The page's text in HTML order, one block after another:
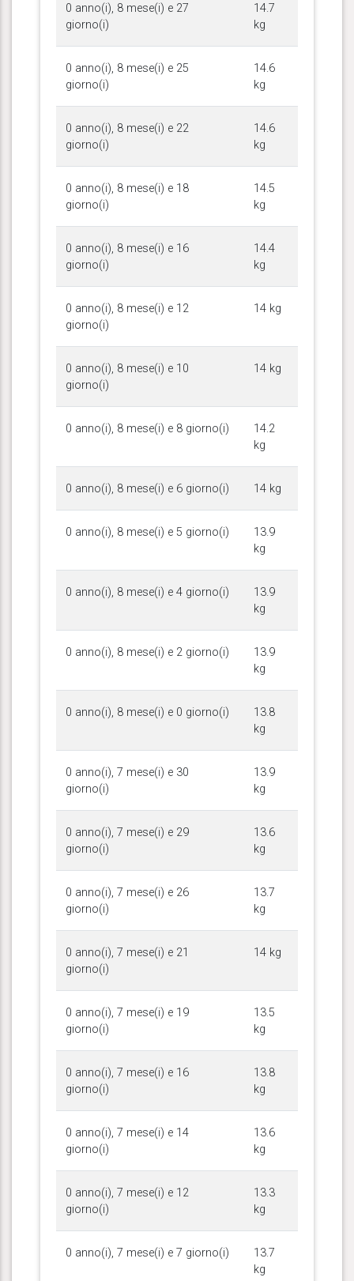
0 anno(i), 8 mese(i) e 27
giorno(i)
14.7
kg
0 anno(i), 8 mese(i) e 25
giorno(i)
14.6
kg
0 anno(i), 8 mese(i) e 22
giorno(i)
14.6
kg
0 anno(i), 8 mese(i) e 18
giorno(i)
14.5
kg
0 anno(i), 8 mese(i) e 16
giorno(i)
14.4
kg
0 anno(i), 8 mese(i) e 12
giorno(i)
14 kg
0 anno(i), 8 mese(i) e 10
giorno(i)
14 kg
0 anno(i), 8 mese(i) e 8 giorno(i)
14.2
kg
0 anno(i), 8 mese(i) e 6 giorno(i) 14 kg
0 anno(i), 8 mese(i) e 5 giorno(i)
13.9
kg
0 anno(i), 8 mese(i) e 4 giorno(i)
13.9
kg
0 anno(i), 8 mese(i) e 2 giorno(i)
13.9
kg
0 anno(i), 8 mese(i) e 0 giorno(i)
13.8
kg
0 anno(i), 7 mese(i) e 30
giorno(i)
13.9
kg
0 anno(i), 7 mese(i) e 29
giorno(i)
13.6
kg
0 anno(i), 7 mese(i) e 26
giorno(i)
13.7
kg
0 anno(i), 7 mese(i) e 21
giorno(i)
14 kg
0 anno(i), 7 mese(i) e 19
giorno(i)
13.5
kg
0 anno(i), 7 mese(i) e 16
giorno(i)
13.8
kg
0 anno(i), 7 mese(i) e 14
giorno(i)
13.6
kg
0 anno(i), 7 mese(i) e 12
giorno(i)
13.3
kg
0 anno(i), 7 mese(i) e 7 giorno(i)
13.7
kg